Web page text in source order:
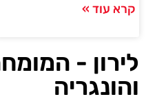
קרא עוד »
לירון -
והונגריה